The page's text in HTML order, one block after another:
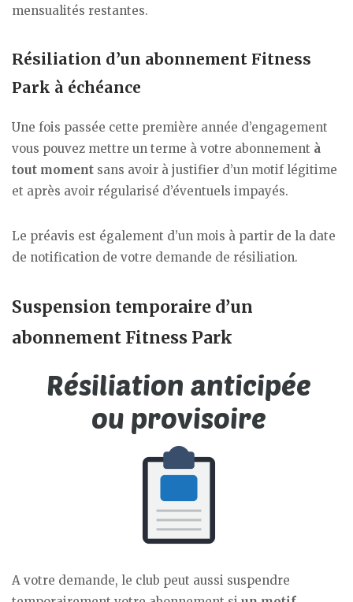
mensualités restantes.
Résiliation d’un abonnement Fitness
Park à échéance
Une fois passée cette première année d’engagement
vous pouvez mettre un terme à votre abonnement à
tout moment sans avoir à justifier d’un motif légitime
et après avoir régularisé d’éventuels impayés.
Le préavis est également d’un mois à partir de la date
de notification de votre demande de résiliation.
Suspension temporaire d’un
abonnement Fitness Park
A votre demande, le club peut aussi suspendre